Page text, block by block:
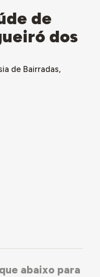
de
dos
de Bairradas,
abaixo para